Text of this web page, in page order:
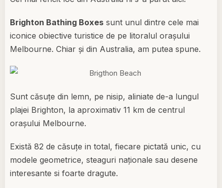
Brighton Bathing Boxes sunt unul dintre cele mai
iconice obiective turistice de pe litoralul orașului
Melbourne. Chiar și din Australia, am putea spune.
Sunt căsuțe din lemn, pe nisip, aliniate de-a lungul
plajei Brighton, la aproximativ 11 km de centrul
orașului Melbourne.
Există 82 de căsuțe in total, fiecare pictată unic, cu
modele geometrice, steaguri naționale sau desene
interesante si foarte dragute.